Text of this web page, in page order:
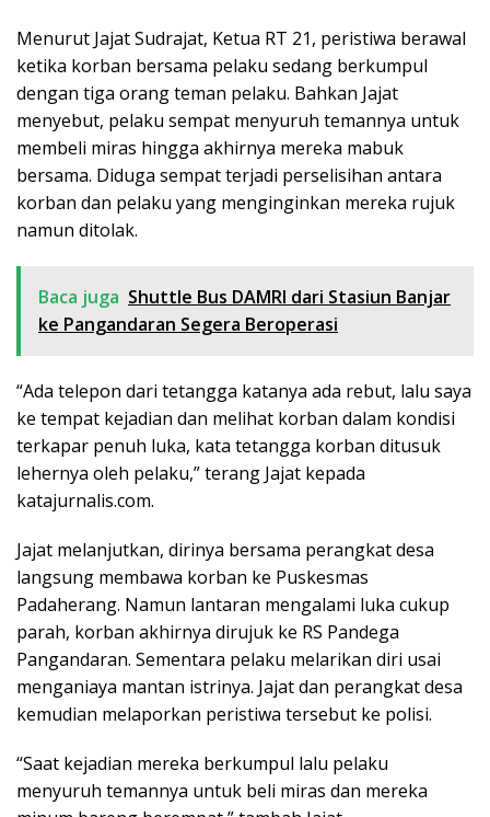
Menurut Jajat Sudrajat, Ketua RT 21, peristiwa berawal
ketika korban bersama pelaku sedang berkumpul
dengan tiga orang teman pelaku. Bahkan Jajat
menyebut, pelaku sempat menyuruh temannya untuk
membeli miras hingga akhirnya mereka mabuk
bersama. Diduga sempat terjadi perselisihan antara
korban dan pelaku yang menginginkan mereka rujuk
namun ditolak.
Baca juga Shuttle Bus DAMRI dari Stasiun Banjar
ke Pangandaran Segera Beroperasi
“Ada telepon dari tetangga katanya ada rebut, lalu saya
ke tempat kejadian dan melihat korban dalam kondisi
terkapar penuh luka, kata tetangga korban ditusuk
lehernya oleh pelaku,” terang Jajat kepada
katajurnalis.com.
Jajat melanjutkan, dirinya bersama perangkat desa
langsung membawa korban ke Puskesmas
Padaherang. Namun lantaran mengalami luka cukup
parah, korban akhirnya dirujuk ke RS Pandega
Pangandaran. Sementara pelaku melarikan diri usai
menganiaya mantan istrinya. Jajat dan perangkat desa
kemudian melaporkan peristiwa tersebut ke polisi.
“Saat kejadian mereka berkumpul lalu pelaku
menyuruh temannya untuk beli miras dan mereka